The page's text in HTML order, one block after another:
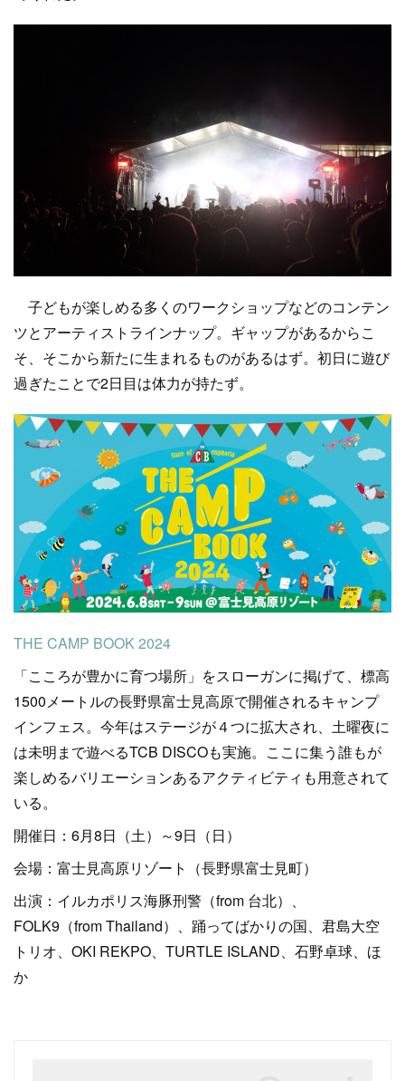
子どもが楽しめる多くのワークショップなどのコンテン
ツとアーティストラインナップ。ギャップがあるからこ
そ、そこから新たに生まれるものがあるはず。初日に遊び
過ぎたことで2日目は体力が持たず。
THE CAMP BOOK 2024
「こころが豊かに育つ場所」をスローガンに掲げて、標高
1500メートルの長野県富士見高原で開催されるキャンプ
インフェス。今年はステージが４つに拡大され、土曜夜に
は未明まで遊べるTCB DISCOも実施。ここに集う誰もが
楽しめるバリエーションあるアクティビティも用意されて
いる。
開催日：6月8日（土）～9日（日）
会場：富士見高原リゾート（長野県富士見町）
出演：イルカポリス海豚刑警（from 台北）、
FOLK9（from Thailand）、踊ってばかりの国、君島大空
トリオ、OKI REKPO、TURTLE ISLAND、石野卓球、ほ
か